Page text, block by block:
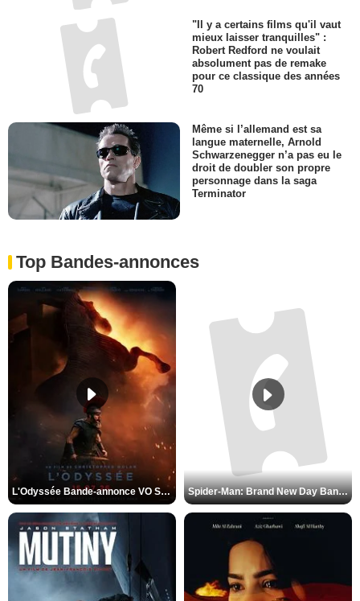
"Il y a certains films qu'il vaut
mieux laisser tranquilles" :
Robert Redford ne voulait
absolument pas de remake
pour ce classique des années
70
Même si l’allemand est sa
langue maternelle, Arnold
Schwarzenegger n’a pas eu le
droit de doubler son propre
personnage dans la saga
Terminator
Top Bandes-annonces
L'Odyssée Bande-annonce VO STFR Spider-Man: Brand New Day Bande-annonce VO STFR